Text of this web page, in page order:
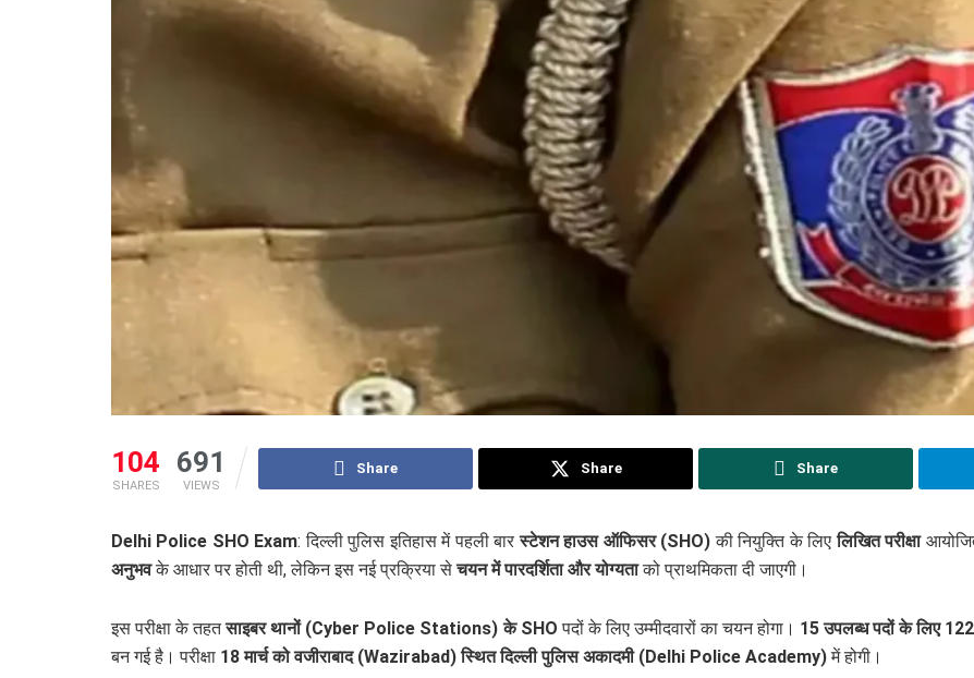
104
SHARES
691
VIEWS
Share Share Share
Delhi Police SHO Exam: दिल्ली पुलिस इतिहास में पहली बारस्टेशन हाउस ऑफिसर (SHO) की नियुक्ति के लिएलिखित परीक्षा
अनुभवके आधार पर होती थी, लेकिन इस नई प्रक्रिया सेचयन में पारदर्शिता और योग्यताको प्राथमिकता दी जाएगी।
इस परीक्षा के तहतसाइबर थानों (Cyber Police Stations) के SHO पदों के लिए उम्मीदवारों का चयन होगा। 15 उपलब्ध पदों के लिए
बन गई है। परीक्षा 18 मार्च को वजीराबाद (Wazirabad) स्थित दिल्ली पुलिस अकादमी (Delhi Police Academy)में होगी।